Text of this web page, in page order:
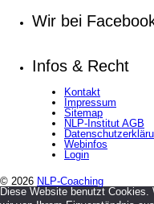
Wir bei
Infos & Recht
Kontakt
Impressum
Sitemap
NLP-Institut AGB
Webinfos
Login
© 2026 NLP-Coaching
Diese Website benutzt